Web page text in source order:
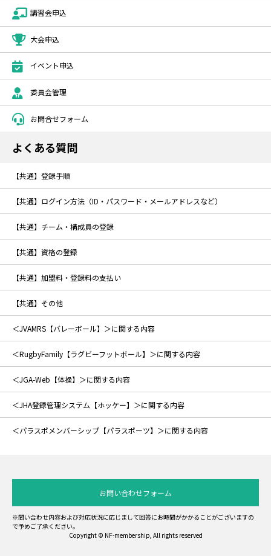
講習会申込
大会申込
イベント申込
委員会管理
お問合せフォーム
よくある質問
【共通】登録手順
【共通】ログイン方法（ID・パスワード・メールアドレスなど）
【共通】チーム・構成員の登録
【共通】資格の登録
【共通】加盟料・登録料の支払い
【共通】その他
＜JVAMRS【バレーボール】＞に関する内容
＜RugbyFamily【ラグビーフットボール】＞に関する内容
＜JGA-Web【体操】＞に関する内容
＜JHA登録管理システム【ホッケー】＞に関する内容
＜パラスポメンバーシップ【パラスポーツ】＞に関する内容
お問い合わせフォーム
※問い合わせ内容および対応状況に応じまして回答にお時間がかかることがございますの
で予めご了承ください。
Copyright © NF-membership, All rights reserved